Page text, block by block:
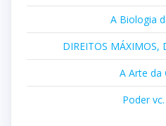
A Biologia
DIREITOS MÁXIMOS,
A Arte da
Poder